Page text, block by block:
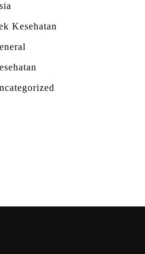
Kesehatan